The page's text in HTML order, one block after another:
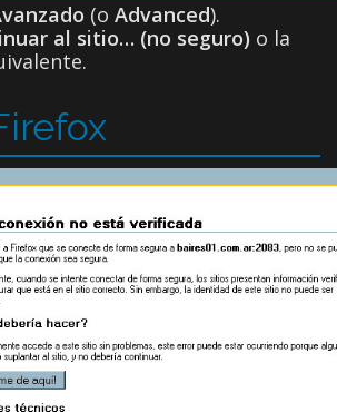
(o Advanced).
al sitio… (no seguro) o la